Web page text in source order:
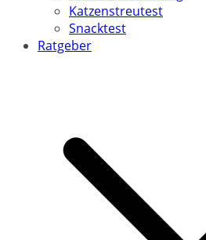
Katzenstreutest
Snacktest
Ratgeber